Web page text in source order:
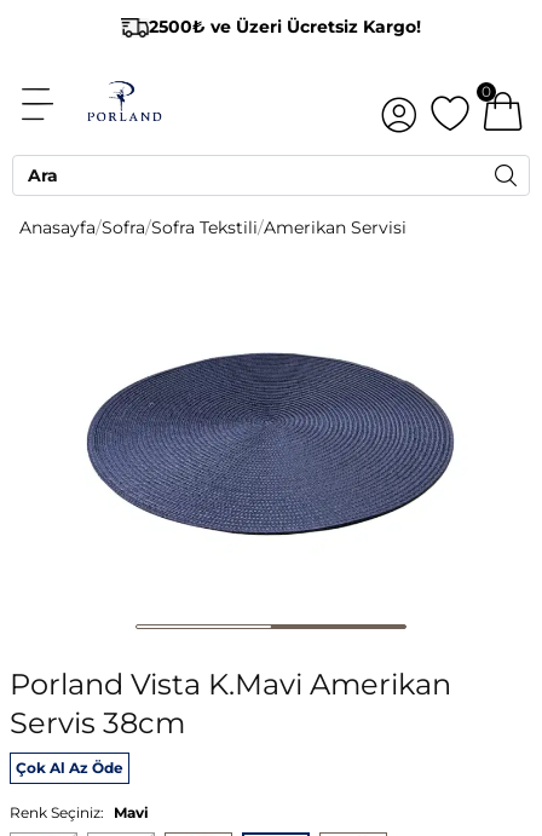
2500₺ ve Üzeri Ücretsiz Kargo!
0
Anasayfa/Sofra/Sofra Tekstili/Amerikan Servisi
Porland Vista K.Mavi Amerikan
Servis 38cm
Çok Al Az Öde
Renk Seçiniz: Mavi